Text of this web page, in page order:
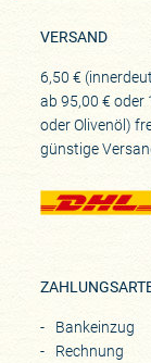
VERSAND
6,50 €
ab 95,00 € oder
oder Olivenöl)
günstige
Bankeinzug
Rechnung